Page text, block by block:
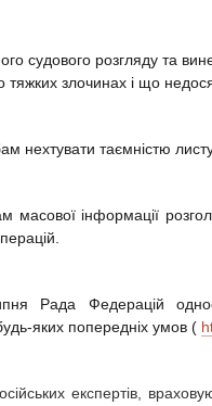
судового розгляду та
тяжких злочинах і що
нехтувати таємністю
масової інформації
Рада Федерацій
яких попередніх умов (
експертів,